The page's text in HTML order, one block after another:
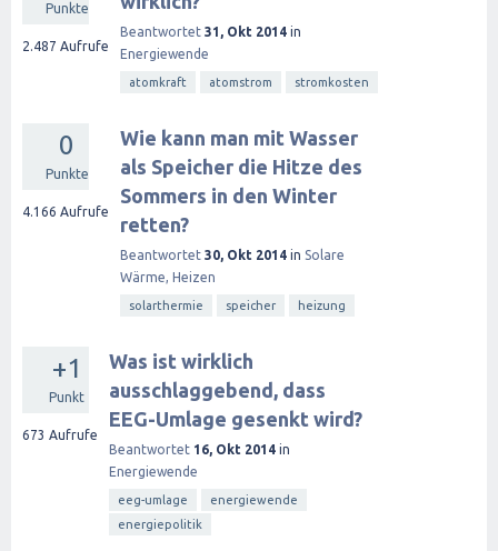
Punkte
2.487 Aufrufe
Beantwortet 31, Okt 2014 in
Energiewende
atomkraft atomstrom stromkosten
0
Punkte
4.166 Aufrufe
Wie kann man mit Wasser
als Speicher die Hitze des
Sommers in den Winter
retten?
Beantwortet 30, Okt 2014 in Solare
Wärme, Heizen
solarthermie speicher heizung
+1
Punkt
673 Aufrufe
Was ist wirklich
ausschlaggebend, dass
EEG-Umlage gesenkt wird?
Beantwortet 16, Okt 2014 in
Energiewende
eeg-umlage
energiewende
energiepolitik